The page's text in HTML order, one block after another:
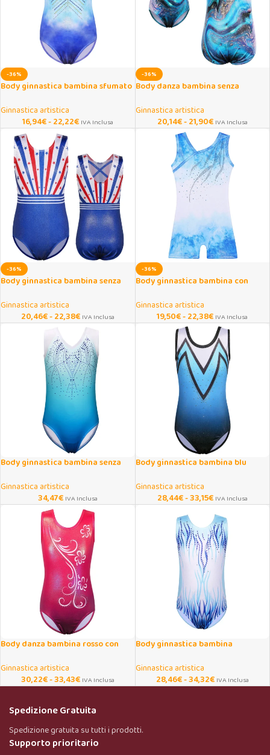
-36%
Body ginnastica bambina sfumato
Ginnastica artistica
16,94€-22,22€ IVA Inclusa
-36%
Body danza bambina senza
Ginnastica artistica
20,14€-21,90€ IVA Inclusa
-36%
Body ginnastica bambina senza
Ginnastica artistica
20,46€-22,38€ IVA Inclusa
-36%
Body ginnastica bambina con
Ginnastica artistica
19,50€-22,38€ IVA Inclusa
Body ginnastica bambina senza
Ginnastica artistica
34,47€ IVA Inclusa
Body ginnastica bambina blu
Ginnastica artistica
28,44€-33,15€ IVA Inclusa
Body danza bambina rosso con
Ginnastica artistica
30,22€-33,43€ IVA Inclusa
Body ginnastica bambina
Ginnastica artistica
28,46€-34,32€ IVA Inclusa
Spedizione Gratuita
Spedizione gratuita su tutti i prodotti.
Supporto prioritario